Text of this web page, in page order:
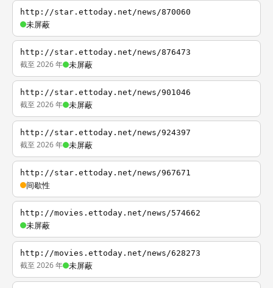
http://star.ettoday.net/news/870060
未屏蔽
http://star.ettoday.net/news/876473
截至 2026 年 未屏蔽
http://star.ettoday.net/news/901046
截至 2026 年 未屏蔽
http://star.ettoday.net/news/924397
截至 2026 年 未屏蔽
http://star.ettoday.net/news/967671
间歇性
http://movies.ettoday.net/news/574662
未屏蔽
http://movies.ettoday.net/news/628273
截至 2026 年 未屏蔽